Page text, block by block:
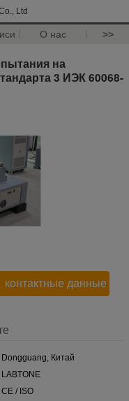
Ltd
О нас >>
на
3 ИЭК 60068-
контактные данные
Dongguang, Китай
LABTONE
CE / ISO